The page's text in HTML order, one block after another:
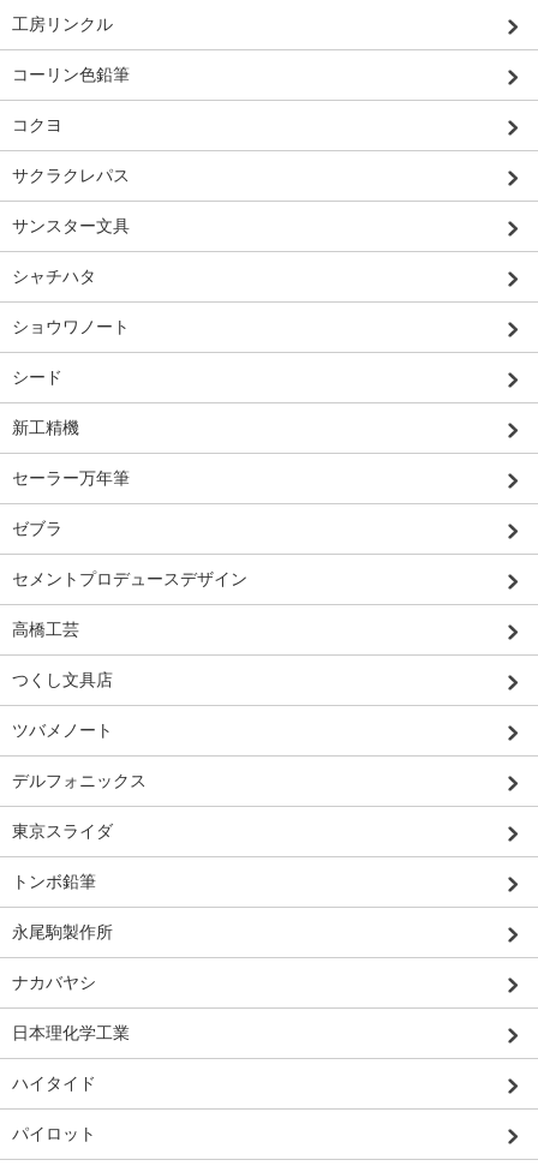
工房リンクル
コーリン色鉛筆
コクヨ
サクラクレパス
サンスター文具
シャチハタ
ショウワノート
シード
新工精機
セーラー万年筆
ゼブラ
セメントプロデュースデザイン
高橋工芸
つくし文具店
ツバメノート
デルフォニックス
東京スライダ
トンボ鉛筆
永尾駒製作所
ナカバヤシ
日本理化学工業
ハイタイド
パイロット